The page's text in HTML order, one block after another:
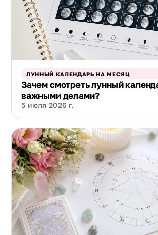
ЛУННЫЙ КАЛЕНДАРЬ НА МЕСЯЦ
Зачем смотреть лунный
важными делами?
5 июля 2026 г.